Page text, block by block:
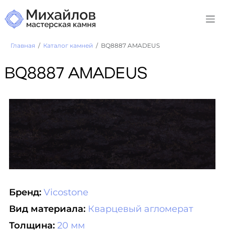
Главная Каталог камней BQ8887 AMADEUS
BQ8887 AMADEUS
Бренд: Vicostone
Вид материала: Кварцевый агломерат
Толщина: 20 мм